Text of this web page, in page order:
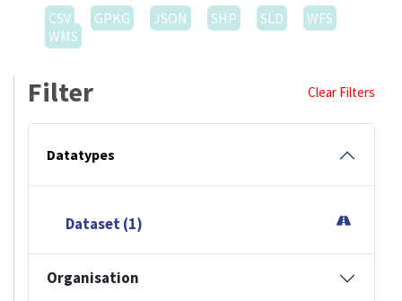
CSV
GPKG JSON SHP SLD
WFS
WMS
Filter Clear Filters
Datatypes
Dataset (1)
Organisation